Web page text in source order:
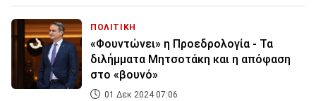
ΠΟΛΙΤΙΚΗ
«Φουντώνει» η Προεδρολογία - Τα
διλήμματα Μητσοτάκη και η απόφαση
στο «βουνό»
01 Δεκ 2024 07:06